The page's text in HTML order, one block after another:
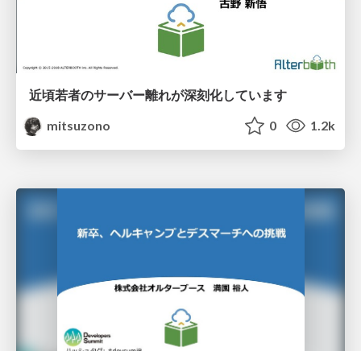
近頃若者のサーバー離れが深刻化しています
mitsuzono
0 1.2k